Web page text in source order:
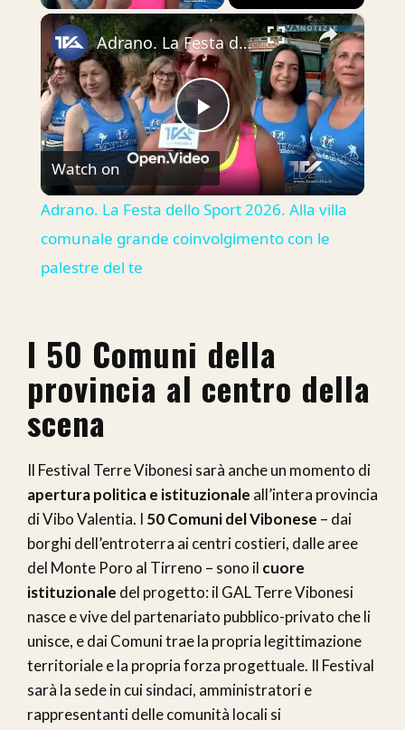
×
Play
Video
Adrano. La Festa dello Sport 2026. Alla villa comunale grande coinvolgimento con le palestre del te
Watch on
Adrano. La Festa dello Sport 2026. Alla villa
comunale grande coinvolgimento con le
palestre del te
I 50 Comuni della
provincia al centro della
scena
Il Festival Terre Vibonesi sarà anche un momento di
apertura politica e istituzionale all’intera provincia
di Vibo Valentia. I 50 Comuni del Vibonese – dai
borghi dell’entroterra ai centri costieri, dalle aree
del Monte Poro al Tirreno – sono il cuore
istituzionale del progetto: il GAL Terre Vibonesi
nasce e vive del partenariato pubblico-privato che li
unisce, e dai Comuni trae la propria legittimazione
territoriale e la propria forza progettuale. Il Festival
sarà la sede in cui sindaci, amministratori e
rappresentanti delle comunità locali si